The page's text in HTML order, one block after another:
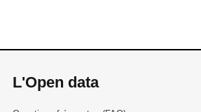
L'Open data